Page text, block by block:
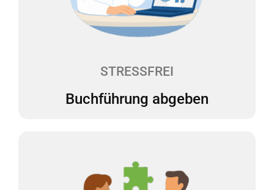
STRESSFREI
Buchführung abgeben
übersichtlich und an einem Ort. Wir erstellen Ihre
Buchführung monatlich. Ein Dashboard zeigt Ihnen
auf einen Blick, wie es um Ihre Finanzen steht. So